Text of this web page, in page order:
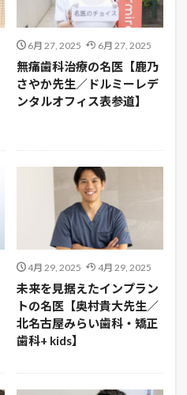
6月 27, 2025 6月 27, 2025
無痛歯科治療の名医【鹿乃
さやか先生／ドルミーレデ
ンタルオフィス表参道】
4月 29, 2025 4月 29, 2025
未来を見据えたインプラン
トの名医【奥村貴大先生／
北名古屋みらい歯科・矯正
歯科+ kids】